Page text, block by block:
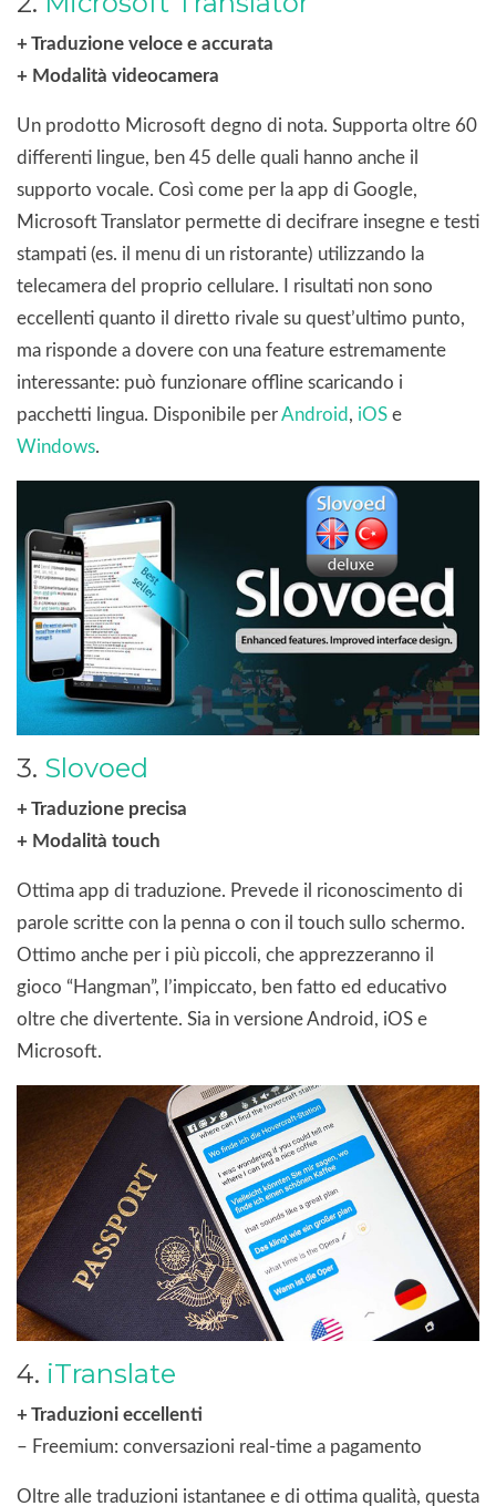
+ Traduzione veloce e accurata
+ Modalità videocamera
Un prodotto Microsoft degno di nota. Supporta oltre 60
differenti lingue, ben 45 delle quali hanno anche il
supporto vocale. Così come per la app di Google,
Microsoft Translator permette di decifrare insegne e testi
stampati (es. il menu di un ristorante) utilizzando la
telecamera del proprio cellulare. I risultati non sono
eccellenti quanto il diretto rivale su quest’ultimo punto,
ma risponde a dovere con una feature estremamente
interessante: può funzionare offline scaricando i
pacchetti lingua. Disponibile perAndroid , iOS e
Windows.
3. Slovoed
+ Traduzione precisa
+ Modalità touch
Ottima app di traduzione. Prevede il riconoscimento di
parole scritte con la penna o con il touch sullo schermo.
Ottimo anche per i più piccoli, che apprezzeranno il
gioco “Hangman”, l’impiccato, ben fatto ed educativo
oltre che divertente. Sia in versione Android, iOS e
Microsoft.
4. iTranslate
+ Traduzioni eccellenti
– Freemium: conversazioni real-time a pagamento
Oltre alle traduzioni istantanee e di ottima qualità, questa